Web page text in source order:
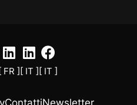
[ FR ] [ IT ] [ IT ]